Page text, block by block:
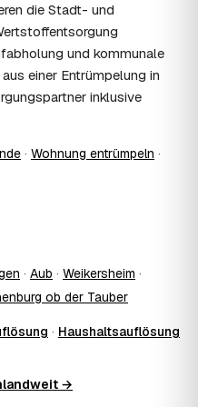
schriftlich ein. AWL
entscheidet aber nicht
zugelassene Höfe und
aus —
anwesend sein?
Creglingen sind nur zur
vor Ort; den genauen
— stimmen Sie
das komplette
auf Wunsch inklusive
keine versteckten
ist, gilt. Anrechenbare
zusätzlich.
die Stadt- und
und kommunale
einer Entrümpelung in
inklusive
· Wohnung entrümpeln ·
· Aub · Weikersheim ·
ob der Tauber
· Haushaltsauflösung
→